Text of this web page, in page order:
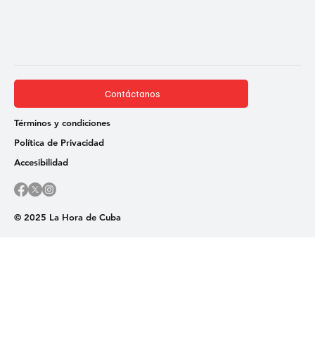
© 2025 La Hora de Cuba
Contáctanos
Términos y condiciones
Política de Privacidad
Accesibilidad